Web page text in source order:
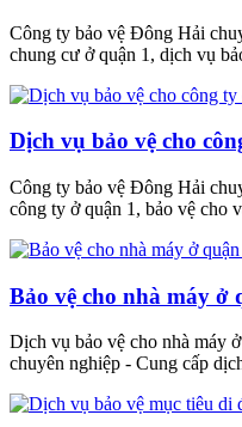
Công ty bảo vệ Đông Hải
chung cư ở quận 1, dịch vụ
Dịch vụ bảo vệ cho
Công ty bảo vệ Đông Hải
công ty ở quận 1, bảo vệ cho
Bảo vệ cho nhà máy ở
Dịch vụ bảo vệ cho nhà máy
chuyên nghiệp - Cung cấp